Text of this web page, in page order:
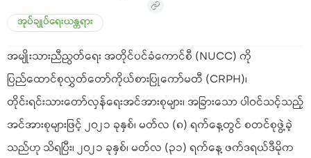
အုပ်ချုပ်ရေးယန္တရား
အမျိုးသားညီညွတ်ရေး အတိုင်ပင်ခံကောင်စီ (NUCC) ကို
ပြည်ထောင်စုလွှတ်တော်ကိုယ်စားပြုကော်မတီ (CRPH)၊
တိုင်းရင်းသားတော်လှန်ရေးအင်အားစုများ၊ အခြားသော ပါဝင်သင့်သည့်
အင်အားစုများဖြင့် ၂၀၂၁ ခုနှစ်၊ မတ်လ (၈) ရက်နေ့တွင် စတင်စုဖွဲ့ခဲ့
သည်ဟု သိရပြီး၊ ၂၀၂၁ ခုနှစ်၊ မတ်လ (၃၁) ရက်နေ့ ဖက်ဒရယ်ဒီမိုက